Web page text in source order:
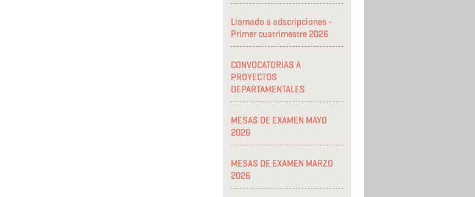
Llamado a adscripciones -
Primer cuatrimestre 2026
CONVOCATORIAS A
PROYECTOS
DEPARTAMENTALES
MESAS DE EXAMEN MAYO
2026
MESAS DE EXAMEN MARZO
2026